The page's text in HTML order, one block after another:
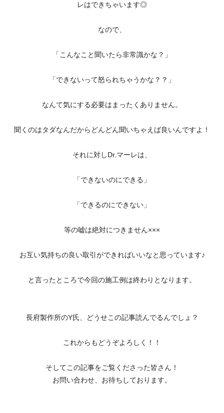
レはできちゃいます◎
なので、
「こんなこと聞いたら非常識かな？」
「できないって怒られちゃうかな？？」
なんて気にする必要はまったくありません。
聞くのはタダなんだからどんどん聞いちゃえば良いんですよ！
それに対しDr.マーレは、
「できないのにできる」
「できるのにできない」
等の嘘は絶対につきません×××
お互い気持ちの良い取引ができればいいなと思っています♪
と言ったところで今回の施工例は終わりとなります。
長府製作所のY氏、どうせこの記事読んでるんでしょ？
これからもどうぞよろしく！！
そしてこの記事をご覧くださった皆さん！
お問い合わせ、お待ちしております。